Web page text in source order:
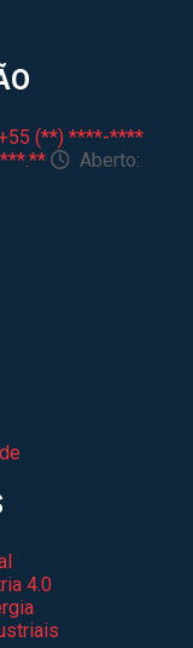
(**) ****-****
Aberto:
4.0